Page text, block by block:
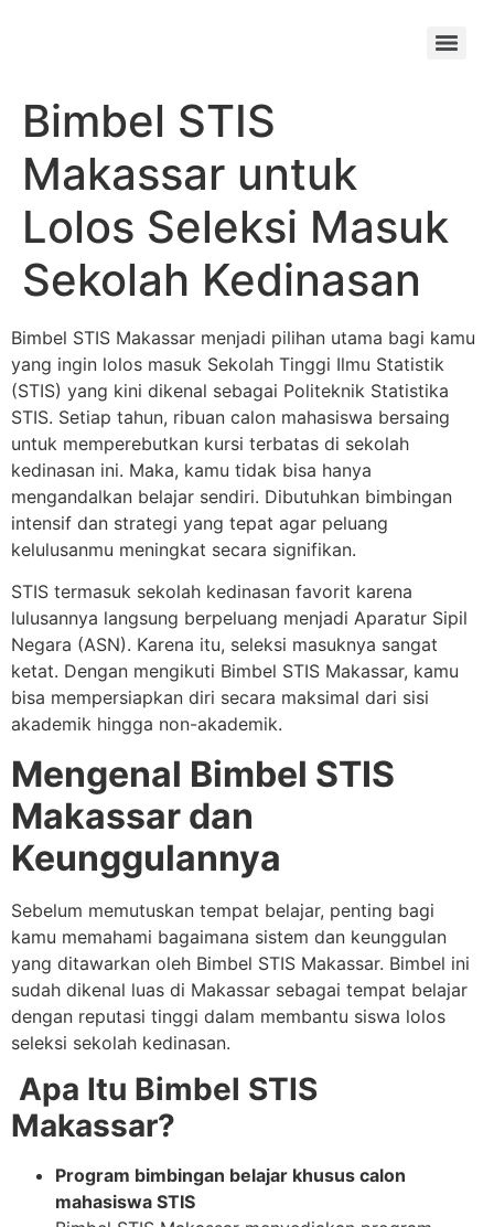
Menu
Bimbel STIS
Makassar untuk
Lolos Seleksi Masuk
Sekolah Kedinasan
Bimbel STIS Makassar menjadi pilihan utama bagi kamu
yang ingin lolos masuk Sekolah Tinggi Ilmu Statistik
(STIS) yang kini dikenal sebagai Politeknik Statistika
STIS. Setiap tahun, ribuan calon mahasiswa bersaing
untuk memperebutkan kursi terbatas di sekolah
kedinasan ini. Maka, kamu tidak bisa hanya
mengandalkan belajar sendiri. Dibutuhkan bimbingan
intensif dan strategi yang tepat agar peluang
kelulusanmu meningkat secara signifikan.
STIS termasuk sekolah kedinasan favorit karena
lulusannya langsung berpeluang menjadi Aparatur Sipil
Negara (ASN). Karena itu, seleksi masuknya sangat
ketat. Dengan mengikuti Bimbel STIS Makassar, kamu
bisa mempersiapkan diri secara maksimal dari sisi
akademik hingga non-akademik.
Mengenal Bimbel STIS
Makassar dan
Keunggulannya
Sebelum memutuskan tempat belajar, penting bagi
kamu memahami bagaimana sistem dan keunggulan
yang ditawarkan oleh Bimbel STIS Makassar. Bimbel ini
sudah dikenal luas di Makassar sebagai tempat belajar
dengan reputasi tinggi dalam membantu siswa lolos
seleksi sekolah kedinasan.
Apa Itu Bimbel STIS
Makassar?
Program bimbingan belajar khusus calon
mahasiswa STIS